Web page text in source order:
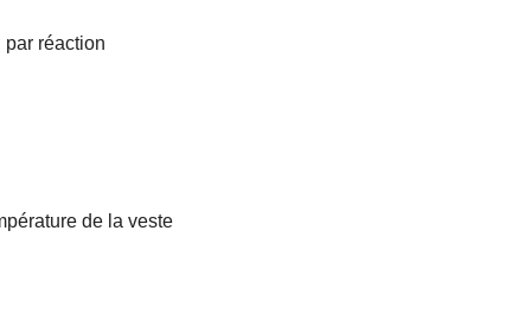
réaction
de la veste